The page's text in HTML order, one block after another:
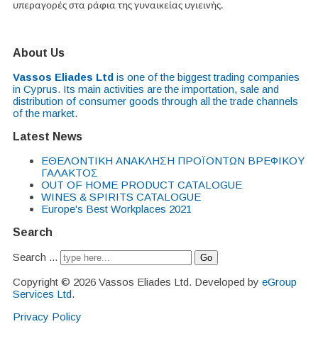
υπεραγορές στα ράφια της γυναικείας υγιεινής.
About Us
Vassos Eliades Ltd is one of the biggest trading companies
in Cyprus. Its main activities are the importation, sale and
distribution of consumer goods through all the trade channels
of the market.
Latest News
EΘΕΛΟΝΤΙΚΗ ΑΝΑΚΛΗΣΗ ΠΡΟΪΟΝΤΩΝ ΒΡΕΦΙΚΟΥ
ΓΑΛΑΚΤΟΣ
OUT OF HOME PRODUCT CATALOGUE
WINES & SPIRITS CATALOGUE
Europe's Best Workplaces 2021
Search
Search ... Go
Copyright © 2026 Vassos Eliades Ltd. Developed by eGroup
Services Ltd.
Privacy Policy